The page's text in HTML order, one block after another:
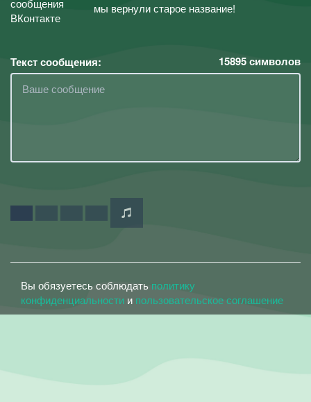
мы вернули старое название!
Текст сообщения: 15895символов
Вы обязуетесь соблюдать политику
конфиденциальности и пользовательское соглашение